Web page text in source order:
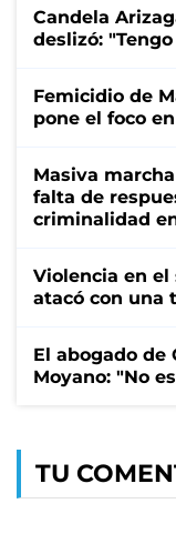
Candela
deslizó:
Femicidio de
pone el foco
Masiva
falta de
criminalidad
Violencia en
atacó con una
El abogado de
Moyano: "No
TU